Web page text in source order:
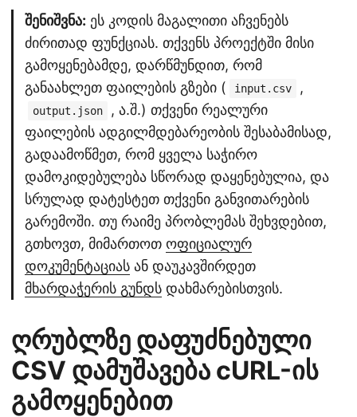
შენიშვნა: ეს კოდის მაგალითი აჩვენებს
ძირითად ფუნქციას. თქვენს პროექტში მისი
გამოყენებამდე, დარწმუნდით, რომ
განაახლეთ ფაილების გზები (
input.csv ,
output.json
, ა.შ.) თქვენი რეალური
ფაილების ადგილმდებარეობის შესაბამისად,
გადაამოწმეთ, რომ ყველა საჭირო
დამოკიდებულება სწორად დაყენებულია, და
სრულად დატესტეთ თქვენი განვითარების
გარემოში. თუ რაიმე პრობლემას შეხვდებით,
გთხოვთ, მიმართოთ ოფიციალურ
დოკუმენტაციას ან დაუკავშირდეთ
მხარდაჭერის გუნდს დახმარებისთვის.
ღრუბლზე დაფუძნებული
CSV დამუშავება cURL-ის
გამოყენებით